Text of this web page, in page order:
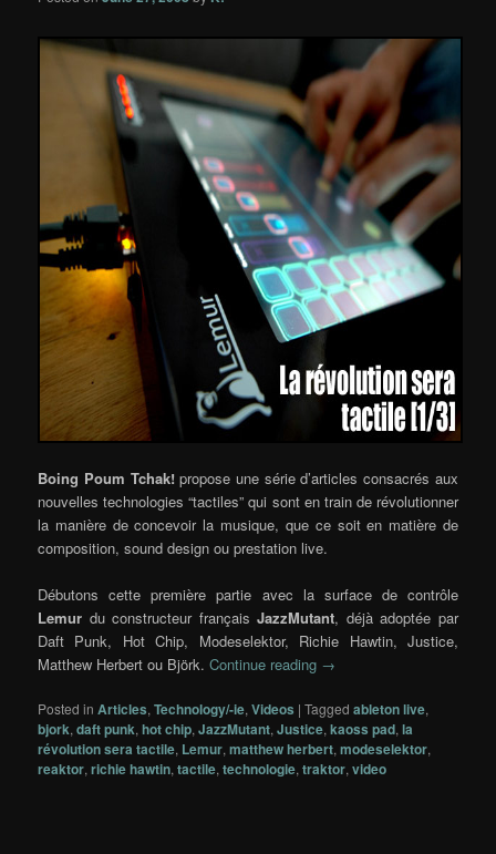
Boing Poum Tchak! propose une série d’articles consacrés aux
nouvelles technologies “tactiles” qui sont en train de révolutionner
la manière de concevoir la musique, que ce soit en matière de
composition, sound design ou prestation live.
Débutons cette première partie avec la surface de contrôle
Lemur du constructeur françaisJazzMutant, déjà adoptée par
Daft Punk, Hot Chip, Modeselektor, Richie Hawtin, Justice,
Matthew Herbert ou Björk.Continue reading →
Posted in Articles,Technology/-ie,Videos |Tagged ableton live,
bjork,daft punk,hot chip,JazzMutant,Justice,kaoss pad,la
révolution sera tactile, Lemur,matthew herbert,modeselektor,
reaktor,richie hawtin,tactile,technologie,traktor,video